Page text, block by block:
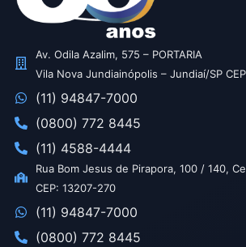
Av. Odila Azalim, 575 – PORTARIA
Vila Nova Jundiainópolis – Jundiaí/SP
(11) 94847-7000
(0800) 772 8445
(11) 4588-4444
Rua Bom Jesus de Pirapora, 100 / 140,
CEP: 13207-270
(11) 94847-7000
(0800) 772 8445